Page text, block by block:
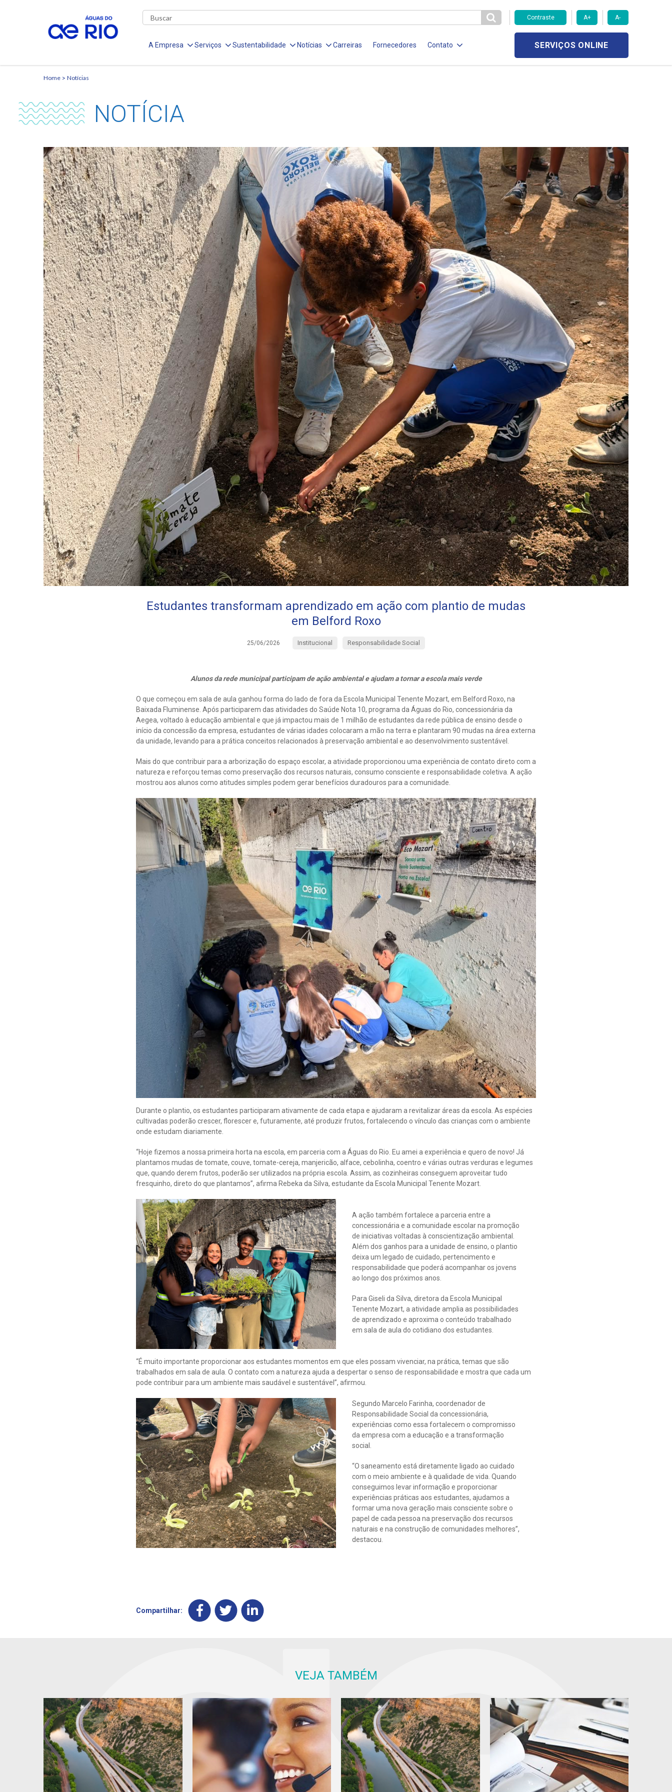
Contraste A+ A-
A Empresa Serviços Sustentabilidade Notícias Carreiras Fornecedores Contato SERVIÇOS ONLINE
Home Notícias
NOTÍCIA
Estudantes transformam aprendizado em ação com plantio de mudas
em Belford Roxo
25/06/2026 Institucional Responsabilidade Social
Alunos da rede municipal participam de ação ambiental e ajudam a tornar a escola mais verde
O que começou em sala de aula ganhou forma do lado de fora da Escola Municipal Tenente Mozart, em Belford Roxo, na
Baixada Fluminense. Após participarem das atividades do Saúde Nota 10, programa da Águas do Rio, concessionária da
Aegea, voltado à educação ambiental e que já impactou mais de 1 milhão de estudantes da rede pública de ensino desde o
início da concessão da empresa, estudantes de várias idades colocaram a mão na terra e plantaram 90 mudas na área externa
da unidade, levando para a prática conceitos relacionados à preservação ambiental e ao desenvolvimento sustentável.
Mais do que contribuir para a arborização do espaço escolar, a atividade proporcionou uma experiência de contato direto com a
natureza e reforçou temas como preservação dos recursos naturais, consumo consciente e responsabilidade coletiva. A ação
mostrou aos alunos como atitudes simples podem gerar benefícios duradouros para a comunidade.
Durante o plantio, os estudantes participaram ativamente de cada etapa e ajudaram a revitalizar áreas da escola. As espécies
cultivadas poderão crescer, florescer e, futuramente, até produzir frutos, fortalecendo o vínculo das crianças com o ambiente
onde estudam diariamente.
“Hoje fizemos a nossa primeira horta na escola, em parceria com a Águas do Rio. Eu amei a experiência e quero de novo! Já
plantamos mudas de tomate, couve, tomate-cereja, manjericão, alface, cebolinha, coentro e várias outras verduras e legumes
que, quando derem frutos, poderão ser utilizados na própria escola. Assim, as cozinheiras conseguem aproveitar tudo
fresquinho, direto do que plantamos”, afirma Rebeka da Silva, estudante da Escola Municipal Tenente Mozart.
A ação também fortalece a parceria entre a
concessionária e a comunidade escolar na promoção
de iniciativas voltadas à conscientização ambiental.
Além dos ganhos para a unidade de ensino, o plantio
deixa um legado de cuidado, pertencimento e
responsabilidade que poderá acompanhar os jovens
ao longo dos próximos anos.
Para Giseli da Silva, diretora da Escola Municipal
Tenente Mozart, a atividade amplia as possibilidades
de aprendizado e aproxima o conteúdo trabalhado
em sala de aula do cotidiano dos estudantes.
“É muito importante proporcionar aos estudantes momentos em que eles possam vivenciar, na prática, temas que são
trabalhados em sala de aula. O contato com a natureza ajuda a despertar o senso de responsabilidade e mostra que cada um
pode contribuir para um ambiente mais saudável e sustentável”, afirmou.
Segundo Marcelo Farinha, coordenador de
Responsabilidade Social da concessionária,
experiências como essa fortalecem o compromisso
da empresa com a educação e a transformação
social.
“O saneamento está diretamente ligado ao cuidado
com o meio ambiente e à qualidade de vida. Quando
conseguimos levar informação e proporcionar
experiências práticas aos estudantes, ajudamos a
formar uma nova geração mais consciente sobre o
papel de cada pessoa na preservação dos recursos
naturais e na construção de comunidades melhores”,
destacou.
Compartilhar:
VEJA TAMBÉM